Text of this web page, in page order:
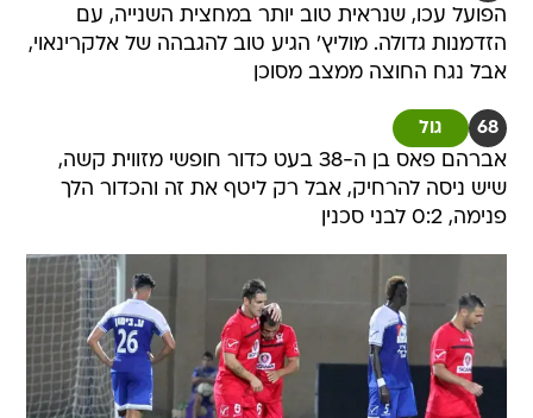
הפועל עכו, שנראית טוב יותר במחצית השנייה, עם
הזדמנות גדולה. מוליץ' הגיע טוב להגבהה של אלקרינאוי,
אבל נגח החוצה ממצב מסוכן
68 גול
אברהם פאס בן ה-38 בעט כדור חופשי מזווית קשה,
שיש ניסה להרחיק, אבל רק ליטף את זה והכדור הלך
פנימה, 0:2 לבני סכנין